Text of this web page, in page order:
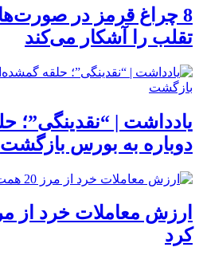
8 چراغ قرمز در
تقلب را آشکار می‌کند
یادداشت | “نقدینگی”؛
دوباره به بورس بازگشت
کرد